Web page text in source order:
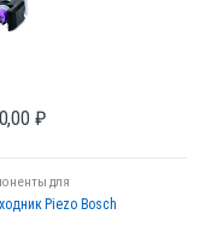
₽
для
стендов
Piezo Bosch